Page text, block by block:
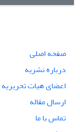
صفحه اصلی
درباره نشریه
اعضای هیات تحریریه
ارسال مقاله
تماس با ما